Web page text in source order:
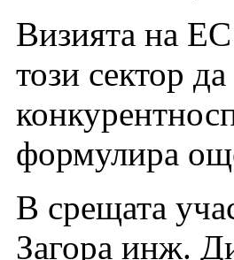
Визията на
този сектор
формулира
В срещата
Загора инж.